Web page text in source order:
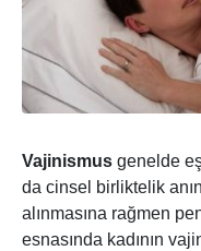
Vajinismus genelde
da cinsel birliktelik
alınmasına rağmen
esnasında kadının